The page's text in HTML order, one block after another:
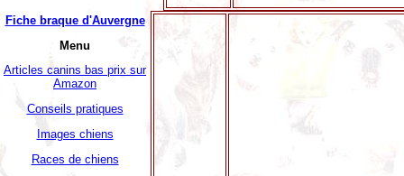
Fiche braque d'Auvergne
Menu
Articles canins bas prix sur
Amazon
Conseils pratiques
Images chiens
Races de chiens